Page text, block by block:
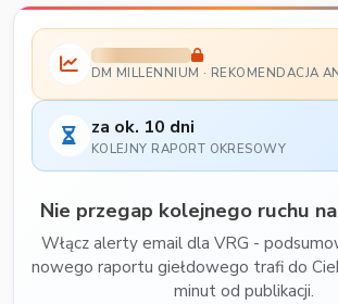
DM MILLENNIUM · REKOMENDACJA
za ok. 10 dni
KOLEJNY RAPORT OKRESOWY
Nie przegap kolejnego ruchu na
Włącz alerty email dla VRG -
nowego raportu giełdowego trafi do
minut od publikacji.